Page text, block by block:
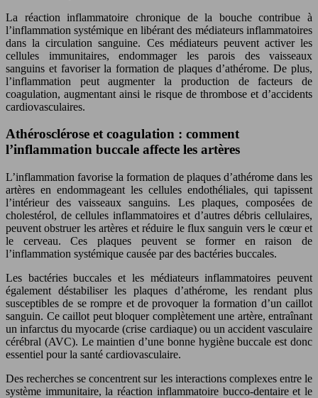
La réaction inflammatoire chronique de la bouche contribue à
l’inflammation systémique en libérant des médiateurs inflammatoires
dans la circulation sanguine. Ces médiateurs peuvent activer les
cellules immunitaires, endommager les parois des vaisseaux
sanguins et favoriser la formation de plaques d’athérome. De plus,
l’inflammation peut augmenter la production de facteurs de
coagulation, augmentant ainsi le risque de thrombose et d’accidents
cardiovasculaires.
Athérosclérose et coagulation : comment
l’inflammation buccale affecte les artères
L’inflammation favorise la formation de plaques d’athérome dans les
artères en endommageant les cellules endothéliales, qui tapissent
l’intérieur des vaisseaux sanguins. Les plaques, composées de
cholestérol, de cellules inflammatoires et d’autres débris cellulaires,
peuvent obstruer les artères et réduire le flux sanguin vers le cœur et
le cerveau. Ces plaques peuvent se former en raison de
l’inflammation systémique causée par des bactéries buccales.
Les bactéries buccales et les médiateurs inflammatoires peuvent
également déstabiliser les plaques d’athérome, les rendant plus
susceptibles de se rompre et de provoquer la formation d’un caillot
sanguin. Ce caillot peut bloquer complètement une artère, entraînant
un infarctus du myocarde (crise cardiaque) ou un accident vasculaire
cérébral (AVC). Le maintien d’une bonne hygiène buccale est donc
essentiel pour la santé cardiovasculaire.
Des recherches se concentrent sur les interactions complexes entre le
système immunitaire, la réaction inflammatoire bucco-dentaire et le